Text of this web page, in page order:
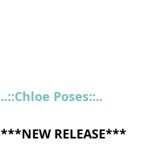
..::Chloe Poses::..
***NEW RELEASE***